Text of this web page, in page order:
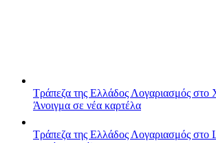
Τράπεζα της Ελλάδος Λογαριασμός στο
Άνοιγμα σε νέα καρτέλα
Τράπεζα της Ελλάδος Λογαριασμός στο